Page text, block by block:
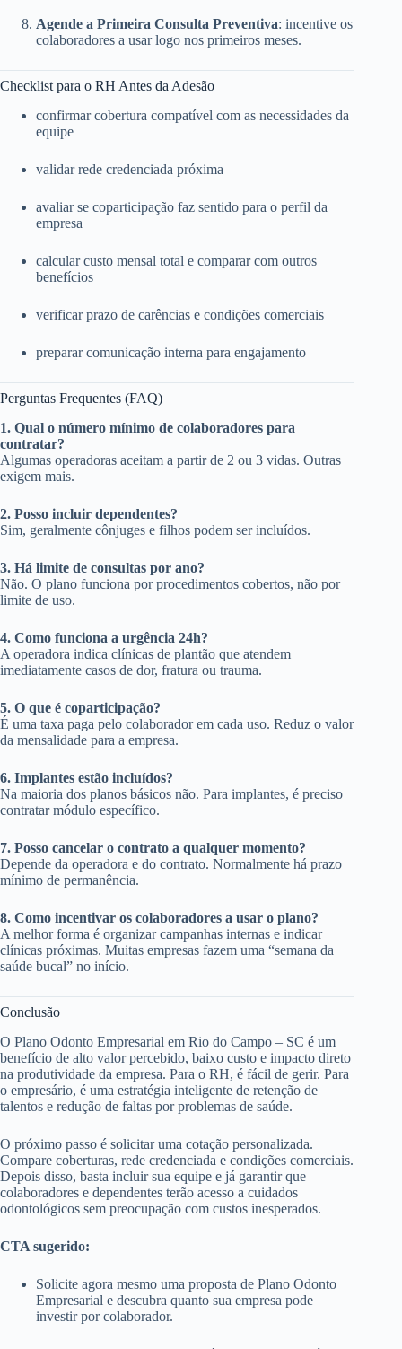
Agende a Primeira Consulta Preventiva: incentive os
colaboradores a usar logo nos primeiros meses.
Checklist para o RH Antes da Adesão
confirmar cobertura compatível com as necessidades da
equipe
validar rede credenciada próxima
avaliar se coparticipação faz sentido para o perfil da
empresa
calcular custo mensal total e comparar com outros
benefícios
verificar prazo de carências e condições comerciais
preparar comunicação interna para engajamento
Perguntas Frequentes (FAQ)
1. Qual o número mínimo de colaboradores para
contratar?
Algumas operadoras aceitam a partir de 2 ou 3 vidas. Outras
exigem mais.
2. Posso incluir dependentes?
Sim, geralmente cônjuges e filhos podem ser incluídos.
3. Há limite de consultas por ano?
Não. O plano funciona por procedimentos cobertos, não por
limite de uso.
4. Como funciona a urgência 24h?
A operadora indica clínicas de plantão que atendem
imediatamente casos de dor, fratura ou trauma.
5. O que é coparticipação?
É uma taxa paga pelo colaborador em cada uso. Reduz o valor
da mensalidade para a empresa.
6. Implantes estão incluídos?
Na maioria dos planos básicos não. Para implantes, é preciso
contratar módulo específico.
7. Posso cancelar o contrato a qualquer momento?
Depende da operadora e do contrato. Normalmente há prazo
mínimo de permanência.
8. Como incentivar os colaboradores a usar o plano?
A melhor forma é organizar campanhas internas e indicar
clínicas próximas. Muitas empresas fazem uma “semana da
saúde bucal” no início.
Conclusão
O Plano Odonto Empresarial em Rio do Campo – SC é um
benefício de alto valor percebido, baixo custo e impacto direto
na produtividade da empresa. Para o RH, é fácil de gerir. Para
o empresário, é uma estratégia inteligente de retenção de
talentos e redução de faltas por problemas de saúde.
O próximo passo é solicitar uma cotação personalizada.
Compare coberturas, rede credenciada e condições comerciais.
Depois disso, basta incluir sua equipe e já garantir que
colaboradores e dependentes terão acesso a cuidados
odontológicos sem preocupação com custos inesperados.
CTA sugerido:
Solicite agora mesmo uma proposta de Plano Odonto
Empresarial e descubra quanto sua empresa pode
investir por colaborador.